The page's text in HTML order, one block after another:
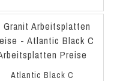
Atlantic Black C